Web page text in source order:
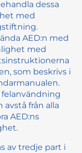
dessa
med
AED:n med
med
som beskrivs i
från alla
AED:ns
av tredje part i